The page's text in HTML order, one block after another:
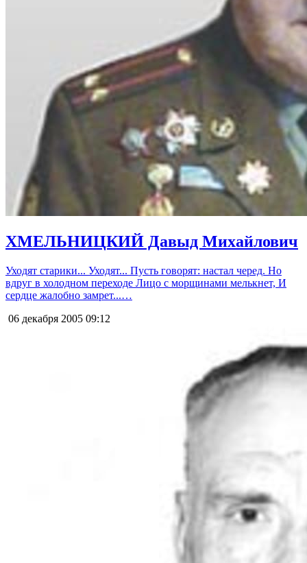
ХМЕЛЬНИЦКИЙ Давыд Михайлович
Уходят старики... Уходят... Пусть говорят: настал черед. Но
вдруг в холодном переходе Лицо с морщинами мелькнет, И
сердце жалобно замрет...…
06 декабря 2005 09:12